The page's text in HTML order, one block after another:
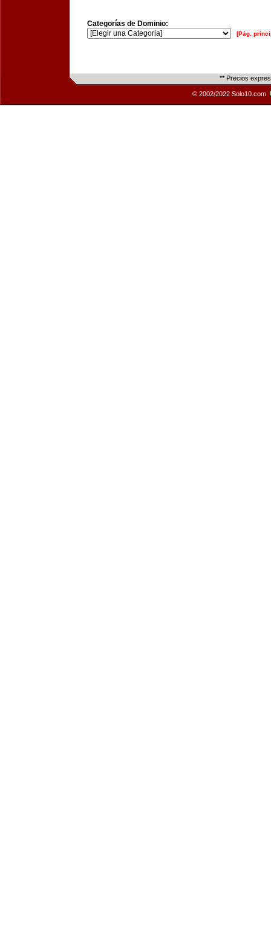
Categorías de Dominio:
[Pág.
** Precios
© 2002/2022 Solo10.com